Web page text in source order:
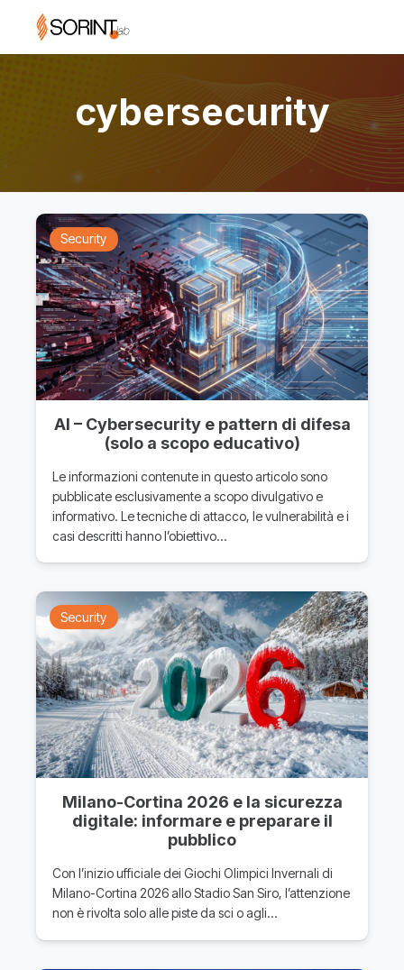
cybersecurity
Security
AI – Cybersecurity e pattern di difesa
(solo a scopo educativo)
Le informazioni contenute in questo articolo sono
pubblicate esclusivamente a scopo divulgativo e
informativo. Le tecniche di attacco, le vulnerabilità e i
casi descritti hanno l’obiettivo…
Security
Milano-Cortina 2026 e la sicurezza
digitale: informare e preparare il
pubblico
Con l’inizio ufficiale dei Giochi Olimpici Invernali di
Milano-Cortina 2026 allo Stadio San Siro, l’attenzione
non è rivolta solo alle piste da sci o agli…